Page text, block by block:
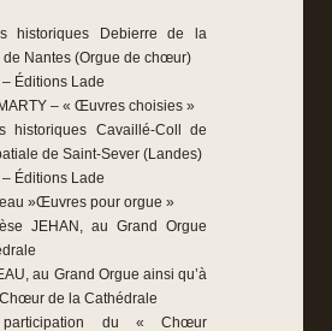
historiques Debierre de la
de Nantes (Orgue de chœur)
Éditions Lade
– « Œuvres choisies »
historiques Cavaillé-Coll de
de Saint-Sever (Landes)
Éditions Lade
»Œuvres pour orgue »
JEHAN, au Grand Orgue
au Grand Orgue ainsi qu’à
Chœur de la Cathédrale
du « Chœur